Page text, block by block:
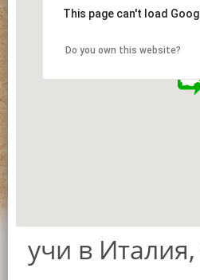
This page can't load
Do you own this website?
учи в